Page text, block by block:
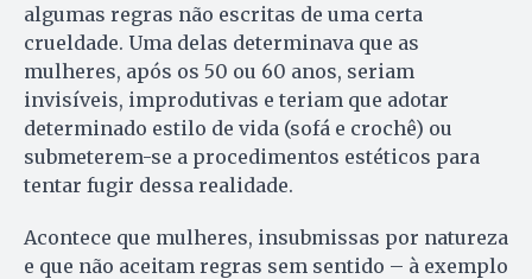
algumas regras não escritas de uma certa
crueldade. Uma delas determinava que as
mulheres, após os 50 ou 60 anos, seriam
invisíveis, improdutivas e teriam que adotar
determinado estilo de vida (sofá e crochê) ou
submeterem-se a procedimentos estéticos para
tentar fugir dessa realidade.
Acontece que mulheres, insubmissas por natureza
e que não aceitam regras sem sentido – à exemplo